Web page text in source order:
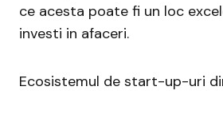
ce acesta poate fi un loc
investi in afaceri.
Ecosistemul de start-up-uri